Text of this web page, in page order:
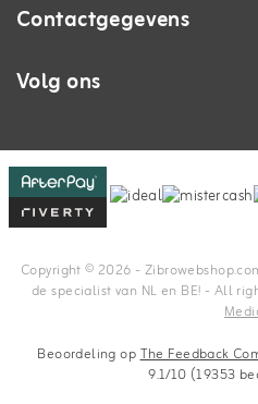
Contactgegevens
Volg ons
Copyright © 2026 -
de specialist van NL en BE! - All
Beoordeling opThe Feedback
9.1/10 (19353